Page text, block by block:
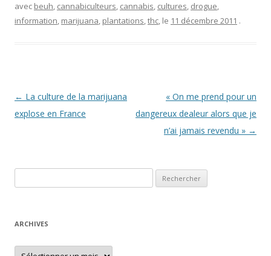
avec beuh, cannabiculteurs, cannabis, cultures, drogue,
information, marijuana, plantations,thc, le 11 décembre 2011 .
Navigation
des
← La culture de la marijuana
explose en France
« On me prend pour un
dangereux dealeur alors que je
n’ai jamais revendu » →
ARCHIVES
Archives